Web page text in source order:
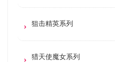
狙击精英系列
猎天使魔女系列